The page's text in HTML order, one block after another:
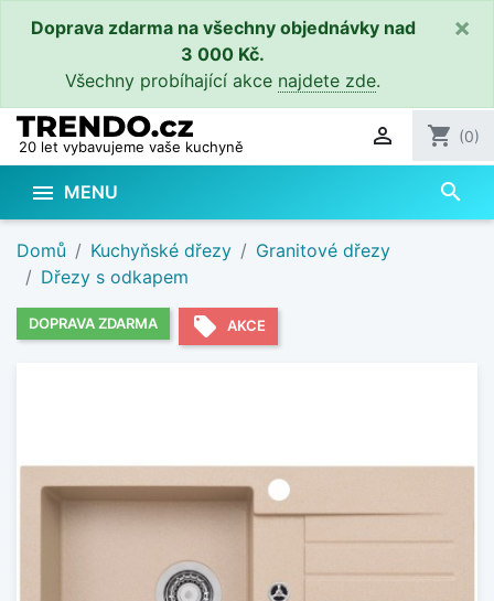
Doprava zdarma na všechny objednávky nad
3 000 Kč.
Všechny probíhající akce najdete zde.
×
20 let vybavujeme vaše kuchyně  shopping_cart (0)
 MENU search
Domů Kuchyňské dřezy
Granitové dřezy
Dřezy s odkapem
DOPRAVA ZDARMA local_offer AKCE